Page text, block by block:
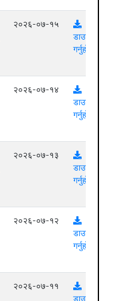
२०२६-०७-१५
डाउनलोड
गर्नुहोस्
२०२६-०७-१४
डाउनलोड
गर्नुहोस्
२०२६-०७-१३
डाउनलोड
गर्नुहोस्
२०२६-०७-१२
डाउनलोड
गर्नुहोस्
२०२६-०७-११
डाउनलोड